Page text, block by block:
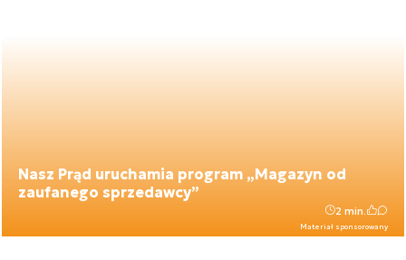
Nasz Prąd uruchamia program „Magazyn od
zaufanego sprzedawcy”
Materiał sponsorowany
2 min.